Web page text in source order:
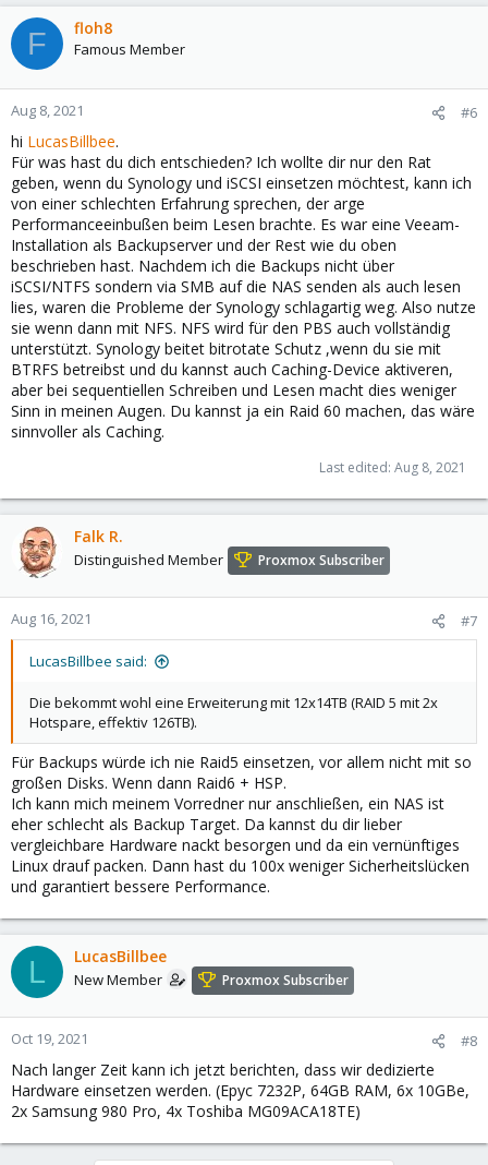
F floh8
Famous Member
Aug 8, 2021 #6
hi LucasBillbee.
Für was hast du dich entschieden? Ich wollte dir nur den Rat
geben, wenn du Synology und iSCSI einsetzen möchtest, kann ich
von einer schlechten Erfahrung sprechen, der arge
Performanceeinbußen beim Lesen brachte. Es war eine Veeam-
Installation als Backupserver und der Rest wie du oben
beschrieben hast. Nachdem ich die Backups nicht über
iSCSI/NTFS sondern via SMB auf die NAS senden als auch lesen
lies, waren die Probleme der Synology schlagartig weg. Also nutze
sie wenn dann mit NFS. NFS wird für den PBS auch vollständig
unterstützt. Synology beitet bitrotate Schutz ,wenn du sie mit
BTRFS betreibst und du kannst auch Caching-Device aktiveren,
aber bei sequentiellen Schreiben und Lesen macht dies weniger
Sinn in meinen Augen. Du kannst ja ein Raid 60 machen, das wäre
sinnvoller als Caching.
Last edited: Aug 8, 2021
Falk R.
Distinguished Member Proxmox Subscriber
Aug 16, 2021 #7
LucasBillbee said:
Die bekommt wohl eine Erweiterung mit 12x14TB (RAID 5 mit 2x
Hotspare, effektiv 126TB).
Für Backups würde ich nie Raid5 einsetzen, vor allem nicht mit so
großen Disks. Wenn dann Raid6 + HSP.
Ich kann mich meinem Vorredner nur anschließen, ein NAS ist
eher schlecht als Backup Target. Da kannst du dir lieber
vergleichbare Hardware nackt besorgen und da ein vernünftiges
Linux drauf packen. Dann hast du 100x weniger Sicherheitslücken
und garantiert bessere Performance.
L LucasBillbee
New Member Proxmox Subscriber
Oct 19, 2021 #8
Nach langer Zeit kann ich jetzt berichten, dass wir dedizierte
Hardware einsetzen werden. (Epyc 7232P, 64GB RAM, 6x 10GBe,
2x Samsung 980 Pro, 4x Toshiba MG09ACA18TE)